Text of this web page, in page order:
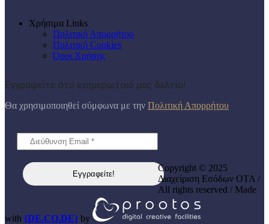
Χρήσιμα Links
Πολιτική Απορρήτου
Πολιτική Cookies
Όροι Χρήσης
Εγγραφείτε στο ενημερωτικό μας δελτίο!
Θα χρησιμοποιηθεί σύμφωνα με την Πολιτική Απορρήτου
Copyright © 2025
Διαχείριση Εσόδων ΟΤΑ /
All rights reserved / Made
with {DE.CO.DE} by